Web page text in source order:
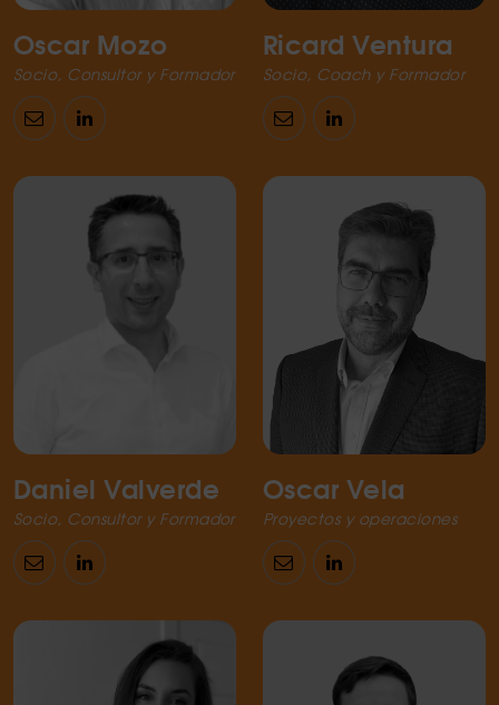
Oscar Mozo
Socio, Consultor y Formador
Ricard Ventura
Socio, Coach y Formador
Daniel Valverde
Socio, Consultor y Formador
Oscar Vela
Proyectos y operaciones